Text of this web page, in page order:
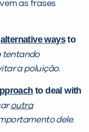
as frases
alternative waysto
tentando
a poluição.
to deal with
outra
dele.